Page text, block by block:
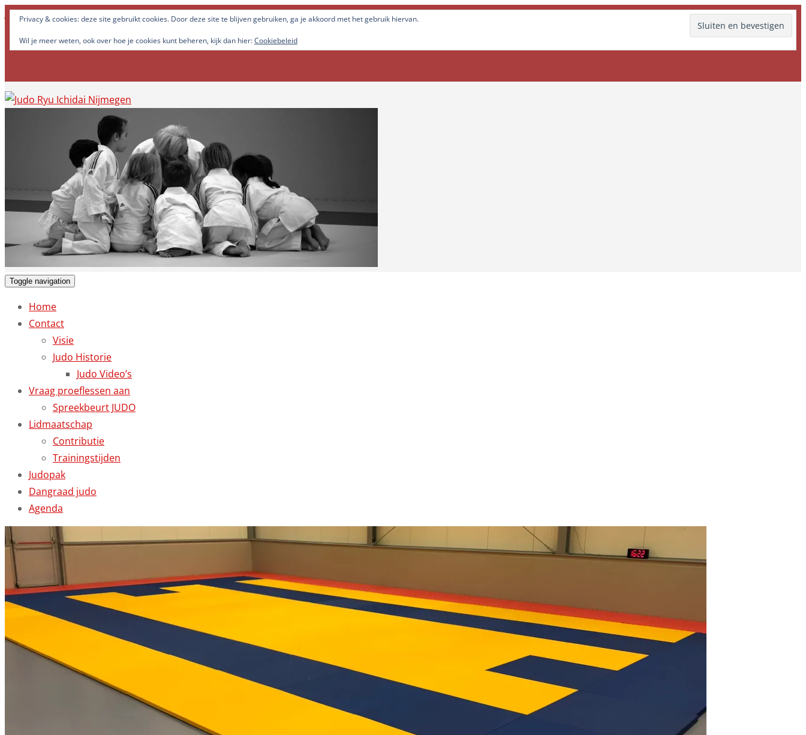
Judo Ryu Ichidai Nijmegen - Alle potentiële krachten in jezelf optimaal tot ontwikkeling brengen!
Toggle navigation
Home
Contact
Visie
Judo Historie
Judo Video’s
Vraag proeflessen aan
Spreekbeurt JUDO
Lidmaatschap
Contributie
Trainingstijden
Judopak
Dangraad judo
Agenda
Privacy & cookies: deze site gebruikt cookies. Door deze site te blijven gebruiken, ga je akkoord met het gebruik hiervan.
Wil je meer weten, ook over hoe je cookies kunt beheren, kijk dan hier:Cookiebeleid